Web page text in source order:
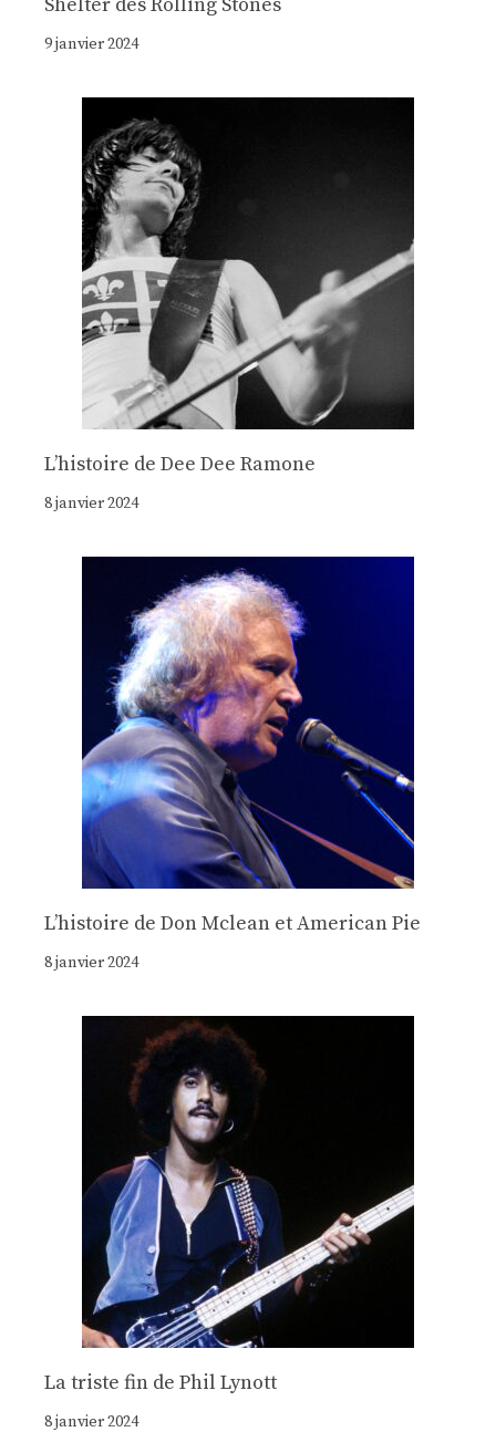
9 janvier 2024
Lʼhistoire de Dee Dee Ramone
8 janvier 2024
Lʼhistoire de Don Mclean et American Pie
8 janvier 2024
La triste fin de Phil Lynott
8 janvier 2024